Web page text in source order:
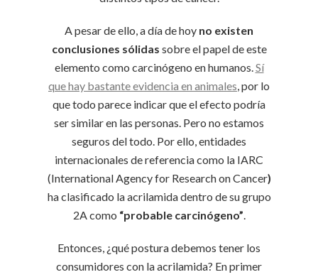
A pesar de ello, a día de hoy no existen
conclusiones sólidas sobre el papel de este
elemento como carcinógeno en humanos.Sí
que hay bastante evidencia en animales, por lo
que todo parece indicar que el efecto podría
ser similar en las personas. Pero no estamos
seguros del todo. Por ello, entidades
internacionales de referencia como la IARC
(International Agency for Research on Cancer)
ha clasificado la acrilamida dentro de su grupo
2A como “probable carcinógeno”.
Entonces, ¿qué postura debemos tener los
consumidores con la acrilamida? En primer